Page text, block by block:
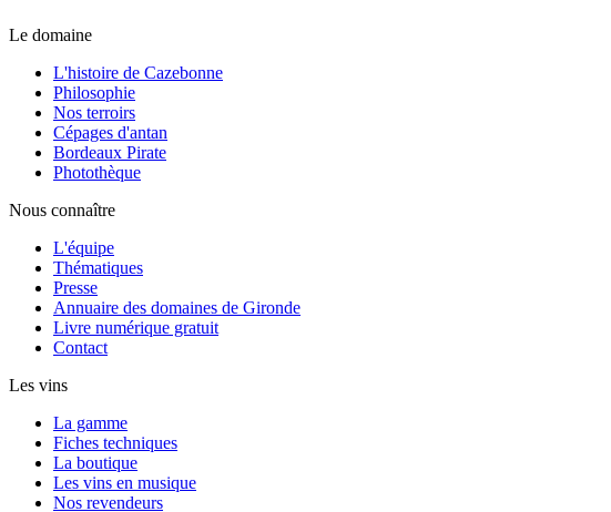
Le domaine
L'histoire de Cazebonne
Philosophie
Nos terroirs
Cépages d'antan
Bordeaux Pirate
Photothèque
Nous connaître
L'équipe
Thématiques
Presse
Annuaire des domaines de Gironde
Livre numérique gratuit
Contact
Les vins
La gamme
Fiches techniques
La boutique
Les vins en musique
Nos revendeurs